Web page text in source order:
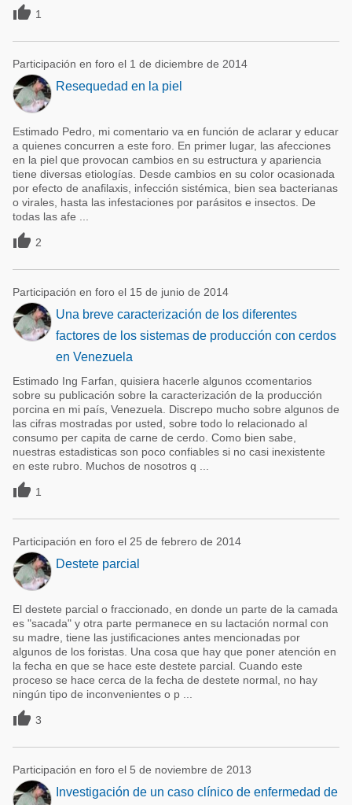
 1
Participación en foro el 1 de diciembre de 2014
Resequedad en la piel
Estimado Pedro, mi comentario va en función de aclarar y educar
a quienes concurren a este foro. En primer lugar, las afecciones
en la piel que provocan cambios en su estructura y apariencia
tiene diversas etiologías. Desde cambios en su color ocasionada
por efecto de anafilaxis, infección sistémica, bien sea bacterianas
o virales, hasta las infestaciones por parásitos e insectos. De
todas las afe ...
 2
Participación en foro el 15 de junio de 2014
Una breve caracterización de los diferentes
factores de los sistemas de producción con cerdos
en Venezuela
Estimado Ing Farfan, quisiera hacerle algunos ccomentarios
sobre su publicación sobre la caracterización de la producción
porcina en mi país, Venezuela. Discrepo mucho sobre algunos de
las cifras mostradas por usted, sobre todo lo relacionado al
consumo per capita de carne de cerdo. Como bien sabe,
nuestras estadisticas son poco confiables si no casi inexistente
en este rubro. Muchos de nosotros q ...
 1
Participación en foro el 25 de febrero de 2014
Destete parcial
El destete parcial o fraccionado, en donde un parte de la camada
es "sacada" y otra parte permanece en su lactación normal con
su madre, tiene las justificaciones antes mencionadas por
algunos de los foristas. Una cosa que hay que poner atención en
la fecha en que se hace este destete parcial. Cuando este
proceso se hace cerca de la fecha de destete normal, no hay
ningún tipo de inconvenientes o p ...
 3
Participación en foro el 5 de noviembre de 2013
Investigación de un caso clínico de enfermedad de